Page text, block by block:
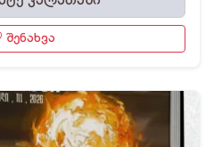
შენახვა